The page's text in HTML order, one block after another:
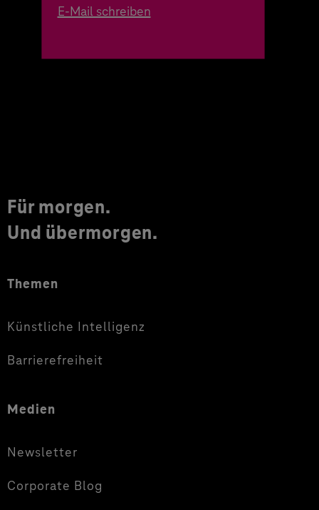
E-Mail schreiben
Für morgen.
Und übermorgen.
Themen
Künstliche Intelligenz
Barrierefreiheit
Medien
Newsletter
Corporate Blog